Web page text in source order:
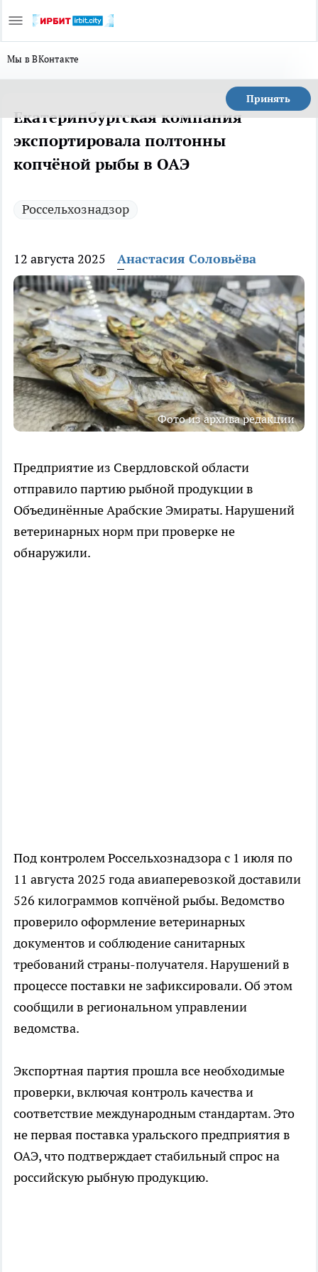
Мы в ВКонтакте
Принять
Екатеринбургская компания
экспортировала полтонны
копчёной рыбы в ОАЭ
Россельхознадзор
12 августа 2025 Анастасия Соловьёва
Фото из архива редакции
Предприятие из Свердловской области
отправило партию рыбной продукции в
Объединённые Арабские Эмираты. Нарушений
ветеринарных норм при проверке не
обнаружили.
Под контролем Россельхознадзора с 1 июля по
11 августа 2025 года авиаперевозкой доставили
526 килограммов копчёной рыбы. Ведомство
проверило оформление ветеринарных
документов и соблюдение санитарных
требований страны-получателя. Нарушений в
процессе поставки не зафиксировали. Об этом
сообщили в региональном управлении
ведомства.
Экспортная партия прошла все необходимые
проверки, включая контроль качества и
соответствие международным стандартам. Это
не первая поставка уральского предприятия в
ОАЭ, что подтверждает стабильный спрос на
российскую рыбную продукцию.